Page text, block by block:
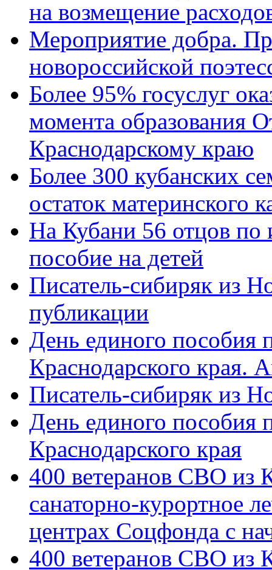
на возмещение
Мероприятие добра.
новороссийской
Более 95% госуслуг
момента образования
Краснодарскому краю
Более 300 кубанских
остаток материнского
На Кубани 56 отцов по
пособие на детей
Писатель-сибиряк из
публикации
День единого пособия
Краснодарского края.
Писатель-сибиряк из
День единого пособия
Краснодарского края
400 ветеранов СВО из
санаторно-курортное
центрах Соцфонда с
400 ветеранов СВО из